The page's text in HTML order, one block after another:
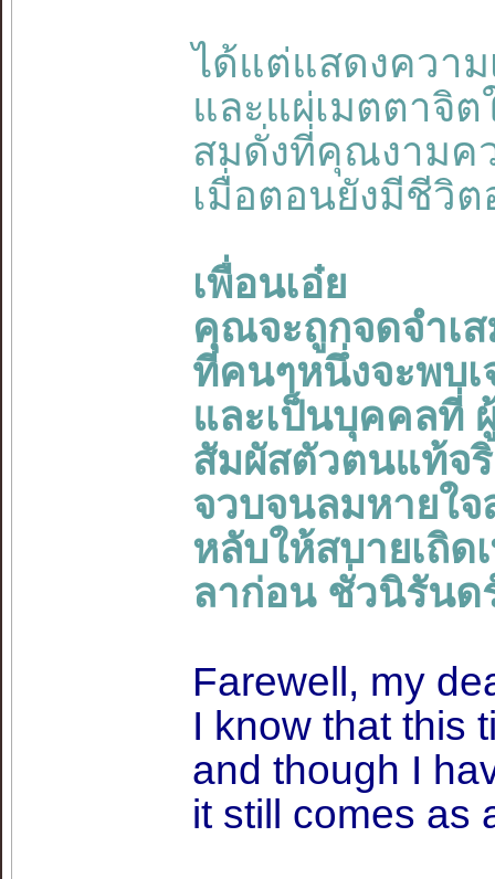
ได้แต่แสดงความ
และแผ่เมตตาจิ
สมดั่งที่คุณงามค
เมื่อตอนยังมีชีวิต
เพื่อนเอ๋ย
คุณจะถูกจดจำเ
ที่คนๆหนึ่งจะพบ
และเป็นบุคคลที่
สัมผัสตัวตนแท้จ
จวบจนลมหายใจ
หลับให้สบายเถิด
ลาก่อน ชั่วนิรันด
Farewell, my
I know that this
and though I
it still comes as